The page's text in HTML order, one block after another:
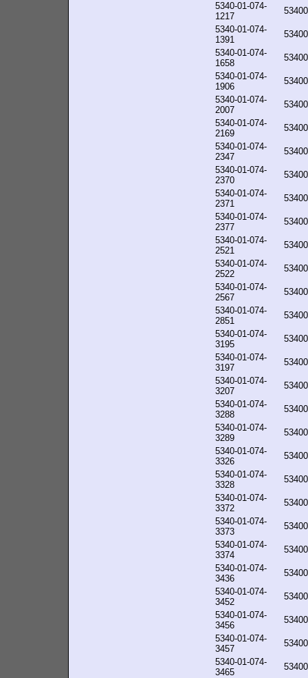
5340-01-074-
1217
5340-01-074-
1391
5340-01-074-
1658
5340-01-074-
1906
5340-01-074-
2007
5340-01-074-
2169
5340-01-074-
2347
5340-01-074-
2370
5340-01-074-
2371
5340-01-074-
2377
5340-01-074-
2521
5340-01-074-
2522
5340-01-074-
2567
5340-01-074-
2851
5340-01-074-
3195
5340-01-074-
3197
5340-01-074-
3207
5340-01-074-
3288
5340-01-074-
3289
5340-01-074-
3326
5340-01-074-
3328
5340-01-074-
3372
5340-01-074-
3373
5340-01-074-
3374
5340-01-074-
3436
5340-01-074-
3452
5340-01-074-
3456
5340-01-074-
3457
5340-01-074-
3465